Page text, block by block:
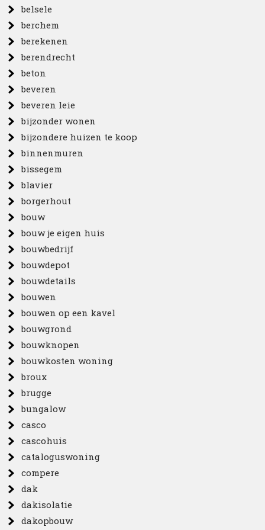
belsele
berchem
berekenen
berendrecht
beton
beveren
beveren leie
bijzonder wonen
bijzondere huizen te koop
binnenmuren
bissegem
blavier
borgerhout
bouw
bouw je eigen huis
bouwbedrijf
bouwdepot
bouwdetails
bouwen
bouwen op een kavel
bouwgrond
bouwknopen
bouwkosten woning
broux
brugge
bungalow
casco
cascohuis
cataloguswoning
compere
dak
dakisolatie
dakopbouw